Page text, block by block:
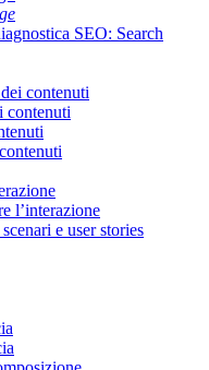
SEO: Search
contenuti
contenuti
l’interazione
e user stories